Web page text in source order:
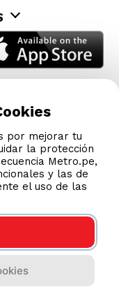
por mejorar tu
la protección
Metro.pe,
y las de
el uso de las